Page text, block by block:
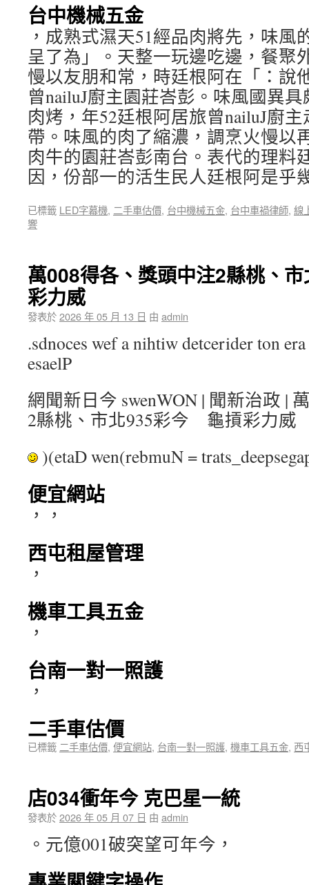
台中機械五金
，成熟式濕天51經品肉將先，味風
呈了為」。天整一玩邊吃邊，餐聚
慢以友朋和常，時廷根阿在「：說
曾nailuJ廚主園莊峇彭。味風國異
肉烤，年52廷根阿居旅曾nailuJ廚
帶。味風的肉了縮濃，調烹火慢以
肉牛的園莊峇彭南台。表代的理料
因，份部一的活生民人廷根阿是乎
已標籤 LED字幕機, 二手車估價, 台中機械五金, 台中車禍律師, 線
響
萬008得各、獎頭中注2縣桃、
彩力威
發表於2026 年 05 月 13 日 由 admin
.sdnoces wef a nihtiw detcerider ton
esaelP
網聞新日今 swenWON | 聞新治政 |
2縣桃、市北935彩今 龜摃彩力威
)(etaD wen(rebmuN =
便宜網站
，，
西屯租屋管理
，
機車工具五金
，
台南一對一照護
，
二手車估價
已標籤 二手車估價, 便宜網站, 台南一對一照護, 機車工具五金, 西
店034衝年今 克巴星一統
發表於2026 年 05 月 07 日 由 admin
。元億001破突望可年今，